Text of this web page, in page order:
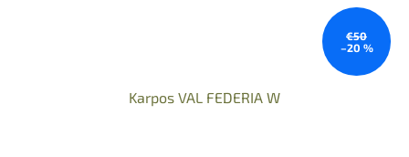
€50
–20 %
Karpos VAL FEDERIA W